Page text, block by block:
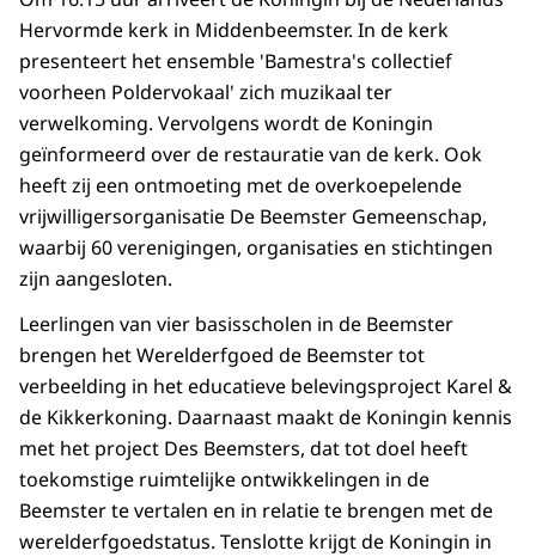
Hervormde kerk in Middenbeemster. In de kerk
presenteert het ensemble 'Bamestra's collectief
voorheen Poldervokaal' zich muzikaal ter
verwelkoming. Vervolgens wordt de Koningin
geïnformeerd over de restauratie van de kerk. Ook
heeft zij een ontmoeting met de overkoepelende
vrijwilligersorganisatie De Beemster Gemeenschap,
waarbij 60 verenigingen, organisaties en stichtingen
zijn aangesloten.
Leerlingen van vier basisscholen in de Beemster
brengen het Werelderfgoed de Beemster tot
verbeelding in het educatieve belevingsproject Karel &
de Kikkerkoning. Daarnaast maakt de Koningin kennis
met het project Des Beemsters, dat tot doel heeft
toekomstige ruimtelijke ontwikkelingen in de
Beemster te vertalen en in relatie te brengen met de
werelderfgoedstatus. Tenslotte krijgt de Koningin in